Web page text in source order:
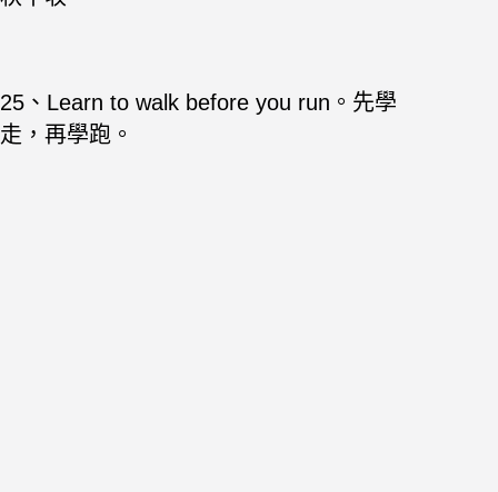
25、Learn to walk before you run。先學
走，再學跑。